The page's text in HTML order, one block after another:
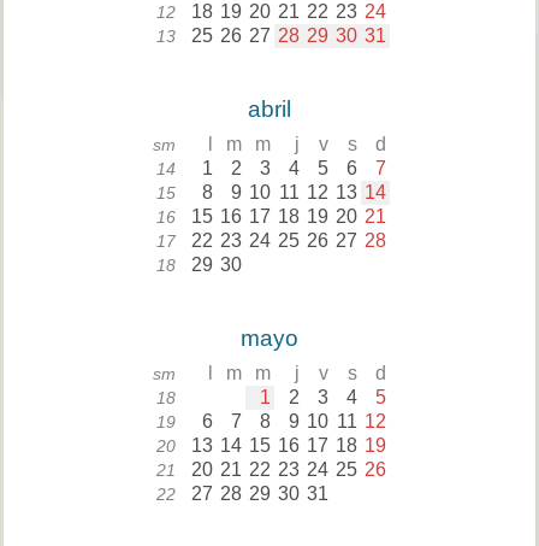
12 18 19 20 21 22 23 24
13 25 26 27 28 29 30 31
abril
sm m m j v s d
14 1 2 3 4 5 6 7
15 8 9 10 11 12 13 14
16 15 16 17 18 19 20 21
17 22 23 24 25 26 27 28
18 29 30
mayo
sm m m j v s d
18 1 2 3 4 5
19 6 7 8 9 10 11 12
20 13 14 15 16 17 18 19
21 20 21 22 23 24 25 26
22 27 28 29 30 31